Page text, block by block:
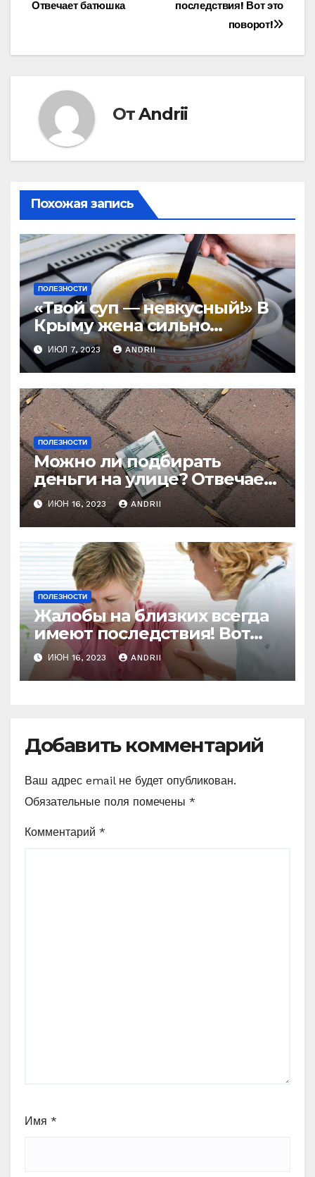
последствия! Вот это
поворот!
Отвечает батюшка
ОтAndrii
Похожая запись
ПОЛЕЗНОСТИ
«Твой суп — невкусный!» В
Крыму жена сильно
наказала мужа за
нелестный отзыв о её
стряпне
ИЮЛ 7, 2023 ANDRII
ПОЛЕЗНОСТИ
Можно ли подбирать
деньги на улице? Отвечает
батюшка
ИЮН 16, 2023 ANDRII
ПОЛЕЗНОСТИ
Жалобы на близких всегда
имеют последствия! Вот
это поворот!
ИЮН 16, 2023 ANDRII
Добавить комментарий
Ваш адрес email не будет опубликован.
Обязательные поля помечены *
Комментарий *
Имя *